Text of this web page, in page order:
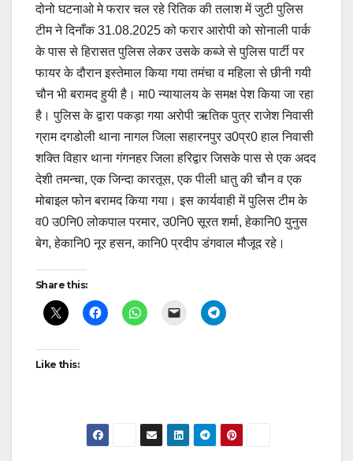
दोनो घटनाओ मे फरार चल रहे रितिक की तलाश में जुटी पुलिस
टीम ने दिनाँक 31.08.2025 को फरार आरोपी को सोनाली पार्क
के पास से हिरासत पुलिस लेकर उसके कब्जे से पुलिस पार्टी पर
फायर के दौरान इस्तेमाल किया गया तमंचा व महिला से छीनी गयी
चौन भी बरामद हुयी है। मा0 न्यायालय के समक्ष पेश किया जा रहा
है। पुलिस के द्वारा पकड़ा गया अरोपी ऋतिक पुत्र राजेश निवासी
ग्राम दगडोली थाना नागल जिला सहारनपुर उ0प्र0 हाल निवासी
शक्ति विहार थाना गंगनहर जिला हरिद्वार जिसके पास से एक अदद
देशी तमन्चा, एक जिन्दा कारतूस, एक पीली धातु की चौन व एक
मोबाइल फोन बरामद किया गया। इस कार्यवाही में पुलिस टीम के
व0 उ0नि0 लोकपाल परमार, उ0नि0 सूरत शर्मा, हेकानि0 युनुस
बेग, हेकानि0 नूर हसन, कानि0 प्रदीप डंगवाल मौजूद रहे।
Share this:
Like this: